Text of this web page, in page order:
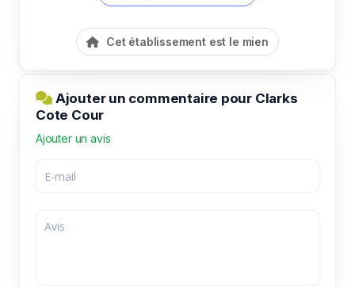
Cet établissement est le mien
Ajouter un commentaire pour Clarks
Cote Cour
Ajouter un avis